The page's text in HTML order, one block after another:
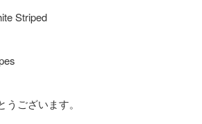
Striped
ございます。